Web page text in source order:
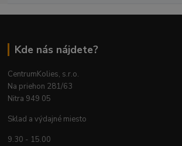
Kde nás nájdete?
CentrumKolies, s.r.o.
Na priehon 281/63
Nitra 949 05
Sklad a výdajné miesto
9.30 - 15.00